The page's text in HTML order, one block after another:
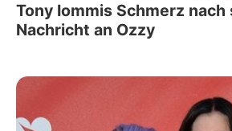
Tony Iommis Schmerz
Nachricht an Ozzy